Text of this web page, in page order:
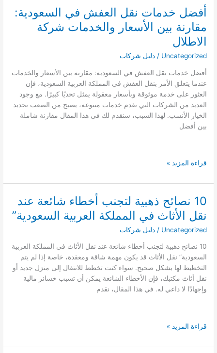
نقل
أثاث
موثوقة؟
دليلك
الشامل
للعملاء
في
السعودية
أفضل خدمات نقل العفش في السعودية:
مقارنة بين الأسعار والخدمات شركة
الاطلال
Uncategorized
/دليل شركات
أفضل خدمات نقل العفش في السعودية: مقارنة بين الأسعار والخدمات
عندما يتعلق الأمر بنقل العفش في المملكة العربية السعودية، فإن
العثور على خدمة موثوقة وبأسعار معقولة يمثل تحديًا كبيرًا. مع وجود
العديد من الشركات التي تقدم خدمات متنوعة، يصبح من الصعب تحديد
الخيار الأنسب. لهذا السبب، سنقدم لك في هذا المقال مقارنة شاملة
بين أفضل
أفضل
نقل
في
السعودية:
مقارنة
الأسعار
والخدمات
شركة
الاطلال
قراءة المزيد »
10 نصائح ذهبية لتجنب أخطاء شائعة عند
نقل الأثاث في المملكة العربية السعودية”
Uncategorized
/دليل شركات
10 نصائح ذهبية لتجنب أخطاء شائعة عند نقل الأثاث في المملكة العربية
السعودية” نقل الأثاث قد يكون مهمة شاقة ومعقدة، خاصة إذا لم يتم
التخطيط لها بشكل صحيح. سواء كنت تخطط للانتقال إلى منزل جديد أو
نقل أثاث مكتبك، فإن الأخطاء الشائعة يمكن أن تسبب خسائر مالية
وإجهادًا لا داعي له. في هذا المقال، نقدم
10
ذهبية
قراءة المزيد »